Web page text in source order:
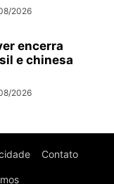
2026
encerra
e chinesa
2026
Contato